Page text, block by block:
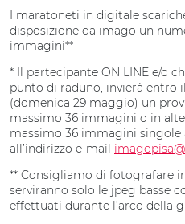
I maratoneti in digitale
disposizione da imago un
immagini**
* Il partecipante ON LINE e/o
punto di raduno, invierà entro
(domenica 29 maggio) un
massimo 36 immagini o in
massimo 36 immagini singole
all’indirizzo e-mail
** Consigliamo di fotografare
serviranno solo le jpeg basse
effettuati durante l’arco della